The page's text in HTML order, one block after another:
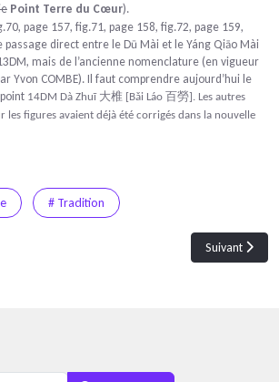
Point Terre du Cœur).
page 157, fig.71, page 158, fig.72, page 159,
passage direct entre leDū Mài et leYáng Qiāo Mài
mais de l’ancienne nomenclature (en vigueur
Yvon COMBE). Il faut comprendre aujourd’hui le
14DM Dà Zhuī 大椎 [Bǎi Láo 百勞 ]. Les autres
les figures avaient déjà été corrigés dans la nouvelle
# Tradition
3 - Zheng Gu - Harmonisation ostéo-articulaire
Article
Suivant